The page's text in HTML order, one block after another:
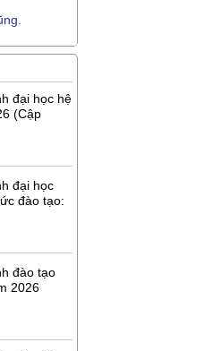
đại học hệ
(Cập
đại học
đào tạo:
đào tạo
2026